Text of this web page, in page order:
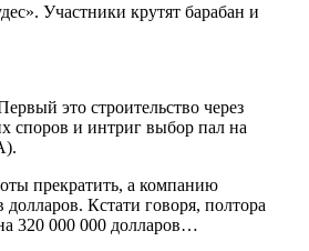
Участники крутят барабан и
это строительство через
споров и интриг выбор пал на
прекратить, а компанию
Кстати говоря, полтора
320 000 000 долларов…